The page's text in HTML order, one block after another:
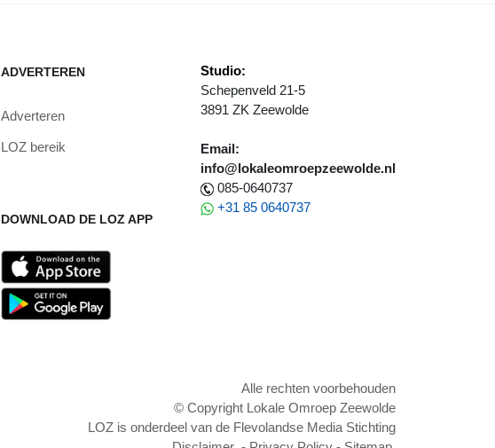
ADVERTEREN
Adverteren
LOZ bereik
DOWNLOAD DE LOZ APP
Studio:
Schepenveld 21-5
3891 ZK Zeewolde
Email:
info@lokaleomroepzeewolde.nl
085-0640737
+31 85 0640737
Alle rechten voorbehouden
© Copyright Lokale Omroep Zeewolde
LOZ is onderdeel van de Flevolandse Media Stichting